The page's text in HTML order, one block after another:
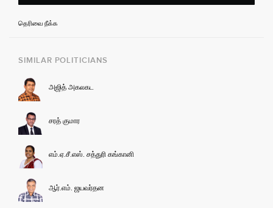
தெரிவை நீக்க
SIMILAR POLITICIANS
அஜித் அகலகட
சரத் குமார
எம்.ஏ.சீ.எஸ். சத்துரி கங்கானி
ஆர்.எம். ஜயவர்தன